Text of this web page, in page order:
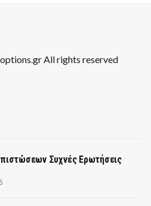
All rights reserved
Συχνές Ερωτήσεις